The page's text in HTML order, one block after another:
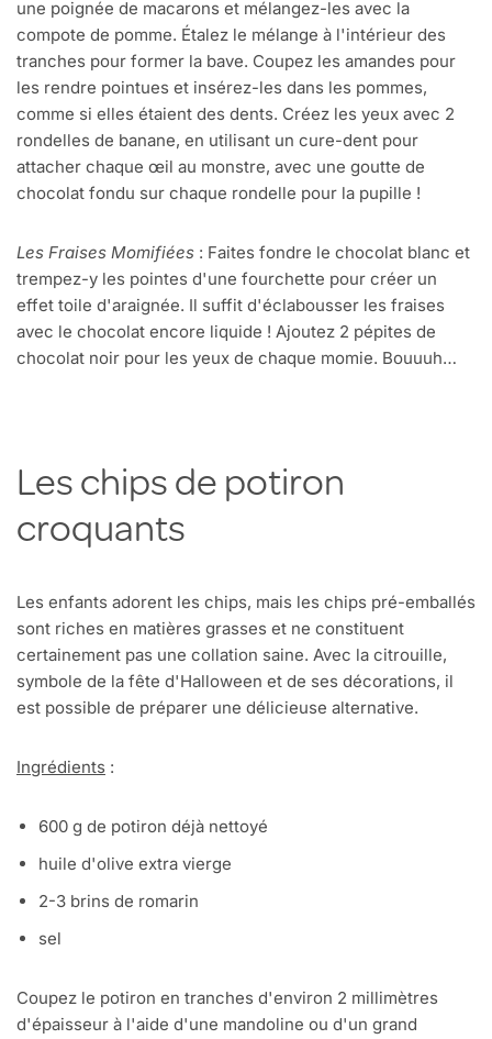
une poignée de macarons et mélangez-les avec la
compote de pomme. Étalez le mélange à l'intérieur des
tranches pour former la bave. Coupez les amandes pour
les rendre pointues et insérez-les dans les pommes,
comme si elles étaient des dents. Créez les yeux avec 2
rondelles de banane, en utilisant un cure-dent pour
attacher chaque œil au monstre, avec une goutte de
chocolat fondu sur chaque rondelle pour la pupille !
Les Fraises Momifiées : Faites fondre le chocolat blanc et
trempez-y les pointes d'une fourchette pour créer un
effet toile d'araignée. Il suffit d'éclabousser les fraises
avec le chocolat encore liquide ! Ajoutez 2 pépites de
chocolat noir pour les yeux de chaque momie. Bouuuh…
Les chips de potiron
croquants
Les enfants adorent les chips, mais les chips pré-emballés
sont riches en matières grasses et ne constituent
certainement pas une collation saine. Avec la citrouille,
symbole de la fête d'Halloween et de ses décorations, il
est possible de préparer une délicieuse alternative.
Ingrédients :
600 g de potiron déjà nettoyé
huile d'olive extra vierge
2-3 brins de romarin
sel
Coupez le potiron en tranches d'environ 2 millimètres
d'épaisseur à l'aide d'une mandoline ou d'un grand